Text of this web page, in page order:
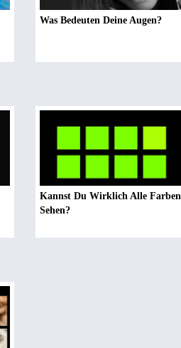
Was Bedeuten Deine Augen?
Kannst Du Wirklich Alle Farben
Sehen?